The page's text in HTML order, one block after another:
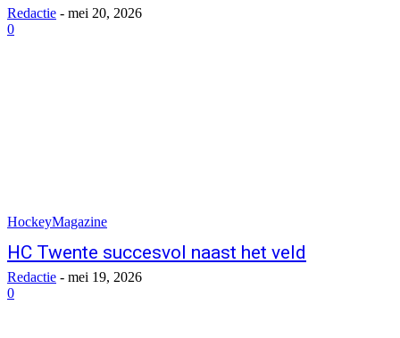
Redactie - mei 20, 2026
0
HockeyMagazine
HC Twente succesvol naast het veld
Redactie - mei 19, 2026
0